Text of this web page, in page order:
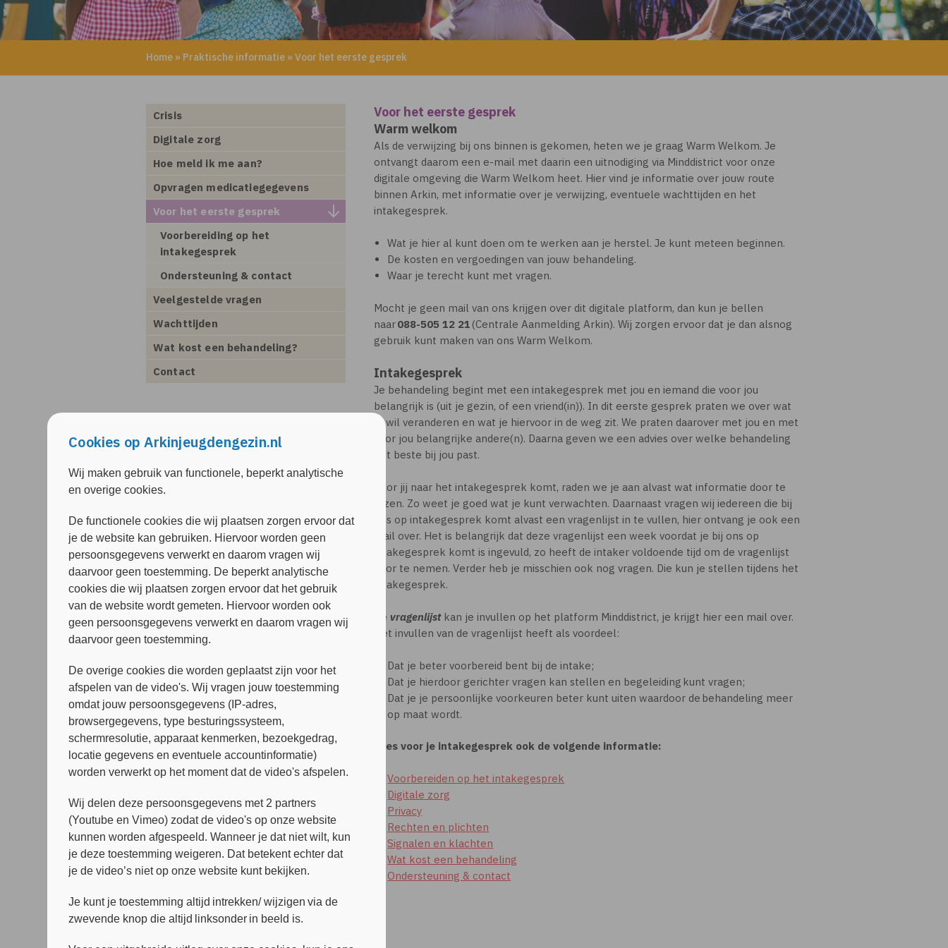
Home » Praktische informatie » Voor het eerste gesprek
Crisis
Digitale zorg
Hoe meld ik me aan?
Opvragen medicatiegegevens
Voor het eerste gesprek
Voorbereiding op het
intakegesprek
Ondersteuning & contact
Veelgestelde vragen
Wachttijden
Wat kost een behandeling?
Contact
Voor het eerste gesprek
Warm welkom
Als de verwijzing bij ons binnen is gekomen, heten we je graag Warm Welkom. Je
ontvangt daarom een e-mail met daarin een uitnodiging via Minddistrict voor onze
digitale omgeving die Warm Welkom heet. Hier vind je informatie over jouw route
binnen Arkin, met informatie over je verwijzing, eventuele wachttijden en het
intakegesprek.
Wat je hier al kunt doen om te werken aan je herstel. Je kunt meteen beginnen.
De kosten en vergoedingen van jouw behandeling.
Waar je terecht kunt met vragen.
Mocht je geen mail van ons krijgen over dit digitale platform, dan kun je bellen
naar088-505 12 21 (Centrale Aanmelding Arkin). Wij zorgen ervoor dat je dan alsnog
gebruik kunt maken van ons Warm Welkom.
Intakegesprek
Je behandeling begint met een intakegesprek met jou en iemand die voor jou
belangrijk is (uit je gezin, of een vriend(in)). In dit eerste gesprek praten we over wat
je wil veranderen en wat je hiervoor in de weg zit. We praten daarover met jou en met
voor jou belangrijke andere(n). Daarna geven we een advies over welke behandeling
het beste bij jou past.
Voor jij naar het intakegesprek komt, raden we je aan alvast wat informatie door te
lezen. Zo weet je goed wat je kunt verwachten. Daarnaast vragen wij iedereen die bij
ons op intakegesprek komt alvast een vragenlijst in te vullen, hier ontvang je ook een
mail over. Het is belangrijk dat deze vragenlijst een week voordat je bij ons op
intakegesprek komt is ingevuld, zo heeft de intaker voldoende tijd om de vragenlijst
door te nemen. Verder heb je misschien ook nog vragen. Die kun je stellen tijdens het
intakegesprek.
De vragenlijstkan je invullen op het platform Minddistrict, je krijgt hier een mail over.
Het invullen van de vragenlijst heeft als voordeel:
Dat je beter voorbereid bent bij de intake;
Dat je hierdoor gerichter vragen kan stellen en begeleiding kunt vragen;
Dat je je persoonlijke voorkeuren beter kunt uiten waardoor de behandeling meer
op maat wordt.
Lees voor je intakegesprek ook de volgende informatie:
Voorbereiden op het intakegesprek
Digitale zorg
Privacy
Rechten en plichten
Signalen en klachten
Wat kost een behandeling
Ondersteuning & contact
Cookies op Arkinjeugdengezin.nl
Wij maken gebruik van functionele, beperkt analytische
en overige cookies.
De functionele cookies die wij plaatsen zorgen ervoor dat
je de website kan gebruiken. Hiervoor worden geen
persoonsgegevens verwerkt en daarom vragen wij
daarvoor geen toestemming. De beperkt analytische
cookies die wij plaatsen zorgen ervoor dat het gebruik
van de website wordt gemeten. Hiervoor worden ook
geen persoonsgegevens verwerkt en daarom vragen wij
daarvoor geen toestemming.
De overige cookies die worden geplaatst zijn voor het
afspelen van de video's. Wij vragen jouw toestemming
omdat jouw persoonsgegevens (IP-adres,
browsergegevens, type besturingssysteem,
schermresolutie, apparaat kenmerken, bezoekgedrag,
locatie gegevens en eventuele accountinformatie)
worden verwerkt op het moment dat de video's afspelen.
Wij delen deze persoonsgegevens met 2 partners
(Youtube en Vimeo) zodat de video's op onze website
kunnen worden afgespeeld. Wanneer je dat niet wilt, kun
je deze toestemming weigeren. Dat betekent echter dat
je de video’s niet op onze website kunt bekijken.
Je kunt je toestemming altijd intrekken/ wijzigen via de
zwevende knop die altijd linksonder in beeld is.